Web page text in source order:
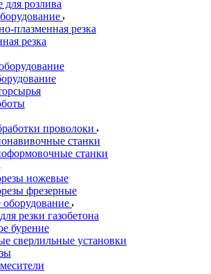
розлива
плазменная резка
резка
проволоки
станки
станки
ножевые
фрезерные
резки газобетона
бурение
сверлильные установки